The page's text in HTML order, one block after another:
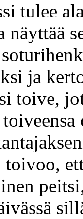
tulee
ja
toive,